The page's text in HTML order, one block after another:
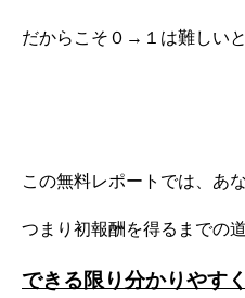
だからこそ０→１は難しい
この無料レポートでは、
つまり初報酬を得るまでの
できる限り分かりやす